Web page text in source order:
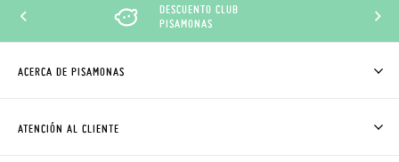
DESCUENTO CLUB
PISAMONAS
ACERCA DE PISAMONAS
CÓMO COMPRAR
ATENCIÓN AL CLIENTE